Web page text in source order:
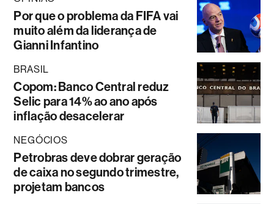
Por que o problema da FIFA vai
muito além da liderança de
Gianni Infantino
BRASIL
Copom: Banco Central reduz
Selic para 14% ao ano após
inflação desacelerar
NEGÓCIOS
Petrobras deve dobrar geração
de caixa no segundo trimestre,
projetam bancos